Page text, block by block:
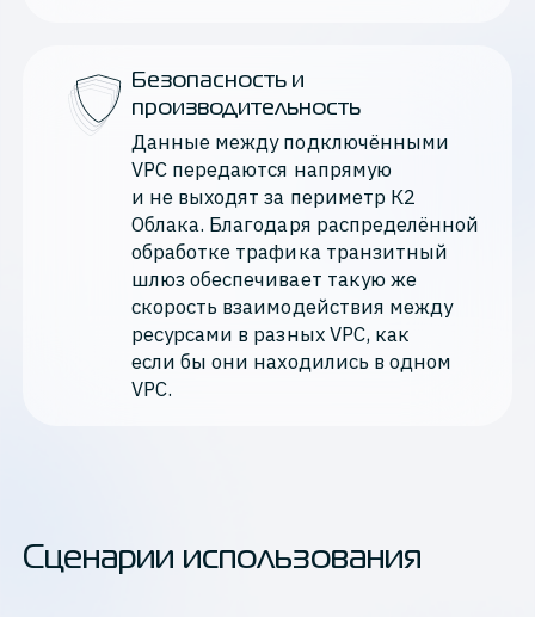
Безопасность и
производительность
Данные между подключёнными
VPC передаются напрямую
и не выходят за периметр К2
Облака. Благодаря распределённой
обработке трафика транзитный
шлюз обеспечивает такую же
скорость взаимодействия между
ресурсами в разных VPC, как
если бы они находились в одном
VPC.
Сценарии использования